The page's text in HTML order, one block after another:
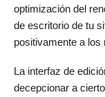
optimización del
de escritorio de tu
positivamente a los
La interfaz de
decepcionar a